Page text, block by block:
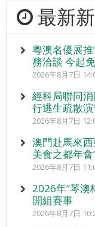
最新
粵澳名優展
務洽談 今起
2026年8月7日
經科局聯同
行逃生疏散
2026年8月7日
澳門赴馬來
美食之都年會
2026年8月7日
2026年“琴澳
開組賽事
2026年8月7日